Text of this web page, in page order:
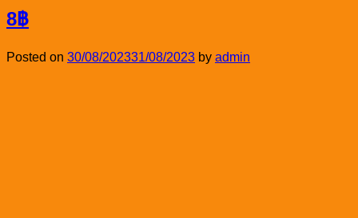
8฿
Posted on 30/08/202331/08/2023 by admin